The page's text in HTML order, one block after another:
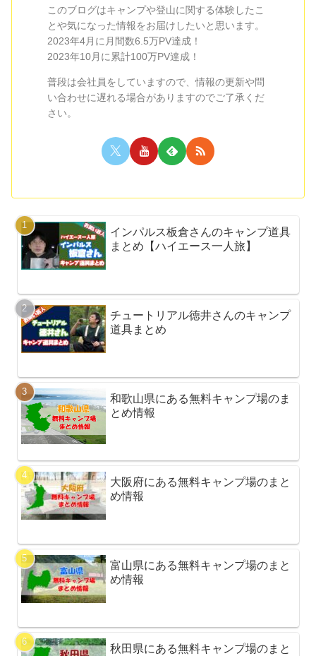
このブログはキャンプや登山に関する体験したこ
とや気になった情報をお届けしたいと思います。
2023年4月に月間数6.5万PV達成！
2023年10月に累計100万PV達成！
普段は会社員をしていますので、情報の更新や問
い合わせに遅れる場合がありますのでご了承くだ
さい。
インパルス板倉さんのキャンプ道具
まとめ【ハイエース一人旅】
チュートリアル徳井さんのキャンプ
道具まとめ
和歌山県にある無料キャンプ場のま
とめ情報
大阪府にある無料キャンプ場のまと
め情報
富山県にある無料キャンプ場のまと
め情報
秋田県にある無料キャンプ場のまと